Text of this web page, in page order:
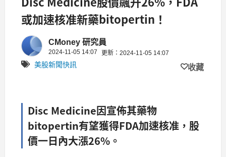
或加速核准新藥bitopertin！
CMoney 研究員
2024-11-05 14:07 更新：2024-11-05 14:07
美股新聞快訊 收藏
Disc Medicine因宣佈其藥物
bitopertin有望獲得FDA加速核准，股
價一日內大漲26%。